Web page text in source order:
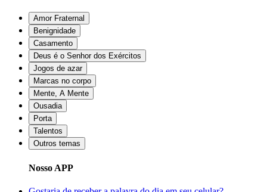
Amor Fraternal
Benignidade
Casamento
Deus é o Senhor dos Exércitos
Jogos de azar
Marcas no corpo
Mente, A Mente
Ousadia
Porta
Talentos
Outros temas
Nosso APP